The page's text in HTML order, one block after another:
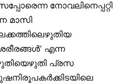
നോവലിനെപ്പറ്റി
മാസി
എന്ന
പ്രസ